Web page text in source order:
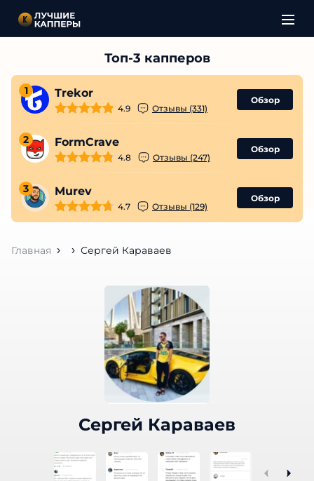
1 Trekor
4.9 Отзывы (331)
Обзор
2 FormCrave
4.8 Отзывы (247)
Обзор
3 Murev
4.7 Отзывы (129)
Обзор
Главная Сергей Караваев
Сергей Караваев